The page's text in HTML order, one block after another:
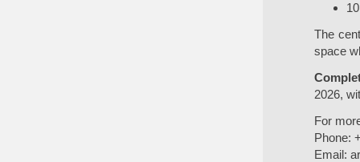
The
space
2026,
For
Phone:
Email: